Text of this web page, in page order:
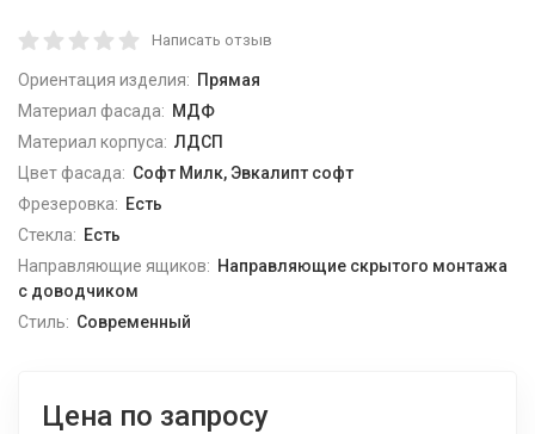
Написать отзыв
Ориентация изделия: Прямая
Материал фасада: МДФ
Материал корпуса: ЛДСП
Цвет фасада: Софт Милк, Эвкалипт софт
Фрезеровка: Есть
Стекла: Есть
Направляющие ящиков: Направляющие скрытого монтажа
с доводчиком
Стиль: Современный
Цена по запросу